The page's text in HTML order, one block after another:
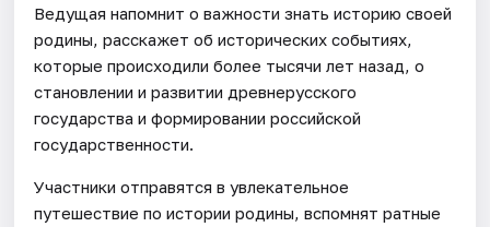
Ведущая напомнит о важности знать историю своей
родины, расскажет об исторических событиях,
которые происходили более тысячи лет назад, о
становлении и развитии древнерусского
государства и формировании российской
государственности.
Участники отправятся в увлекательное
путешествие по истории родины, вспомнят ратные